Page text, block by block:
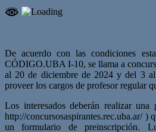
De acuerdo con las condiciones
CÓDIGO.UBA I-10, se llama a
al 20 de diciembre de 2024 y del 3
proveer los cargos de profesor regular
Los interesados deberán realizar
http://concursosaspirantes.rec.uba.ar/ )
un formulario de preinscripción.